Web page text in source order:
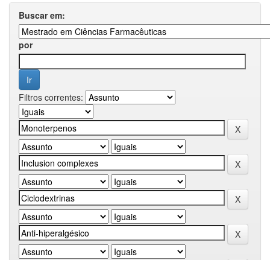
Buscar em:
por
Filtros correntes: